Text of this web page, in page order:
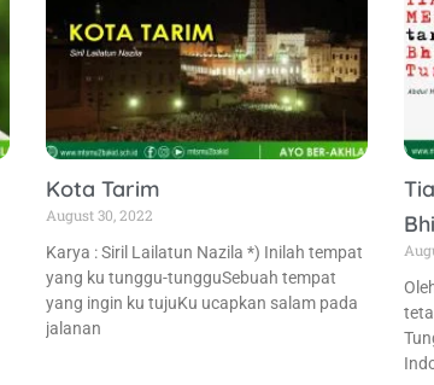
Kota Tarim
August 30, 2022
Karya : Siril Lailatun Nazila *) Inilah tempat
yang ku tunggu-tungguSebuah tempat
yang ingin ku tujuKu ucapkan salam pada
jalanan